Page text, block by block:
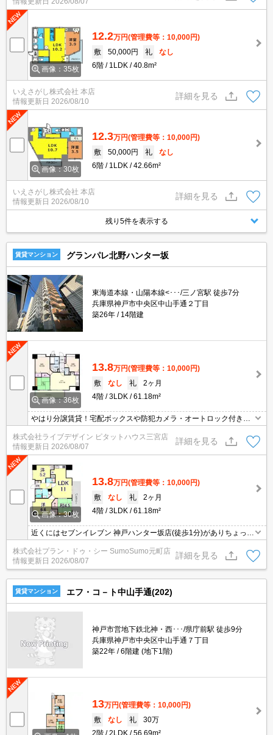
画像：35枚
12.2万円(管理費等：10,000円)
敷
50,000円 礼
なし
6階
1LDK 40.8m²
いえさがし株式会社 本店
情報更新日 2026/08/10
詳細を見る
画像：30枚
12.3万円(管理費等：10,000円)
敷
50,000円 礼
なし
6階
1LDK 42.66m²
いえさがし株式会社 本店
情報更新日 2026/08/10
詳細を見る
残り5件を表示する
賃貸マンション グランパレ北野ハンター坂
東海道本線・山陽本線<･･･/三ノ宮駅 徒歩7分
兵庫県神戸市中央区中山手通２丁目
築26年
14階建
画像：36枚
13.8万円(管理費等：10,000円)
敷
なし 礼
2ヶ月
4階
3LDK 61.18m²
やはり分譲賃貸！宅配ボックスや防犯カメラ・オートロック付きで
充実のセキュリティ★
株式会社ライブデザイン ピタットハウス三宮店
情報更新日 2026/08/07
詳細を見る
画像：30枚
13.8万円(管理費等：10,000円)
敷
なし 礼
2ヶ月
4階
3LDK 61.18m²
近くにはセブンイレブン 神戸ハンター坂店(徒歩1分)がありちょっと
した買い物に便利です。
株式会社プラン・ドゥ・シー SumoSumo元町店
情報更新日 2026/08/07
詳細を見る
賃貸マンション エフ・コ－ト中山手通(202)
神戸市営地下鉄北神・西･･･/県庁前駅 徒歩9分
兵庫県神戸市中央区中山手通７丁目
築22年
6階建 (地下1階)
13万円(管理費等：10,000円)
敷
なし 礼
30万
2階
2LDK 56.69m²